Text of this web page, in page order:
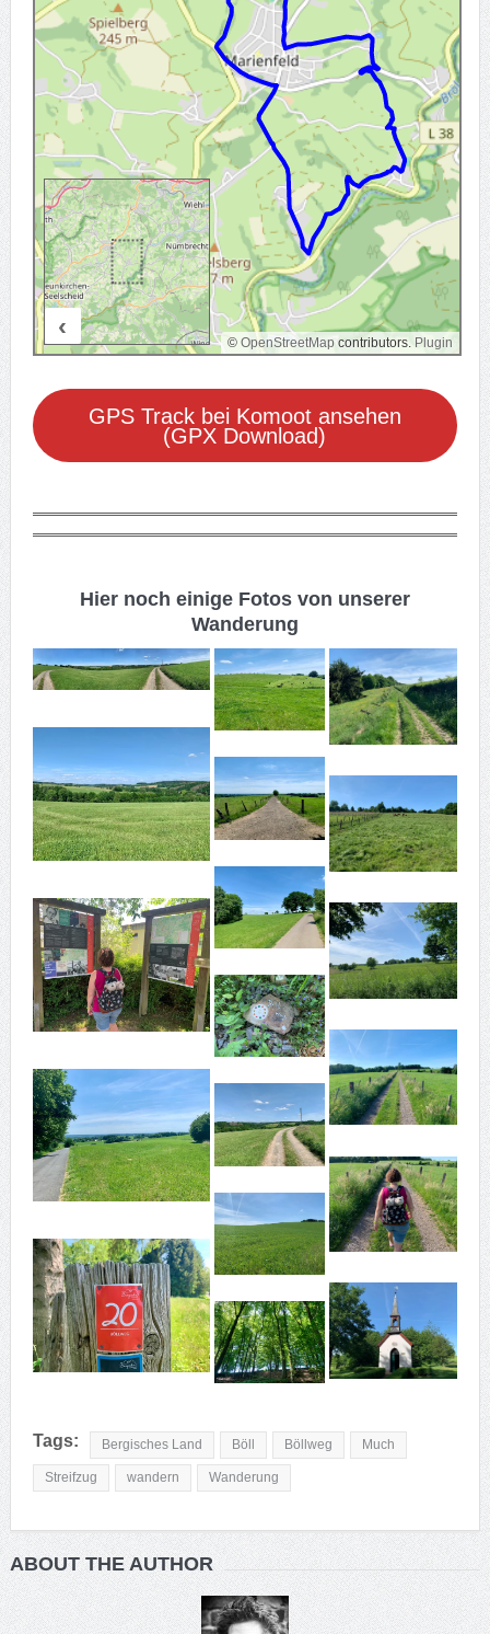
©OpenStreetMap contributors. Plugin
1000 m
‹
GPS Track bei Komoot ansehen
(GPX Download)
Hier noch einige Fotos von unserer
Wanderung
Tags: Bergisches Land Böll Böllweg Much
Streifzug wandern Wanderung
ABOUT THE AUTHOR